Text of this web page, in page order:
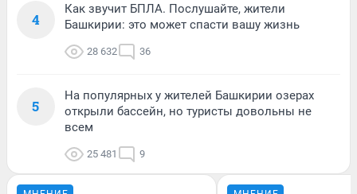
4
Как звучит БПЛА. Послушайте, жители
Башкирии: это может спасти вашу жизнь
28 632 36
5
На популярных у жителей Башкирии озерах
открыли бассейн, но туристы довольны не
всем
25 481 9